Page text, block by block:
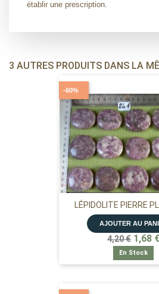
établir une prescription.
3 AUTRES PRODUITS DANS LA
LÉPIDOLITE PIERRE
AJOUTER AU
4,20 € 1,68 €
En Stock
-60%